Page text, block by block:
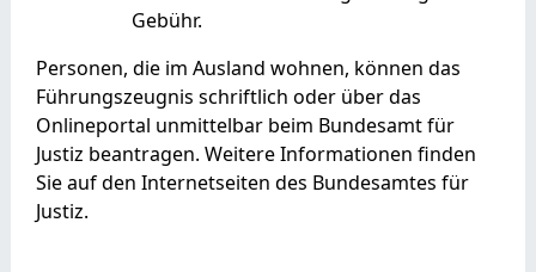
Gebühr.
Personen, die im Ausland wohnen, können das
Führungszeugnis schriftlich oder über das
Onlineportal unmittelbar beim Bundesamt für
Justiz beantragen. Weitere Informationen finden
Sie aufden Internetseiten des Bundesamtes für
Justiz.